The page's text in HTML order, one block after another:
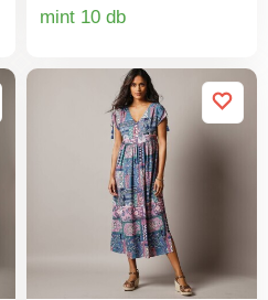
bojtos, állítható. Oldalsó
megköthessék a
testhezálló hatásért.
Mély oldalsó hasítékok.
Szélesített alsó szegély.
Légáteresztő viszkózból
készült. Mosógépben
mosható.
mint 10 db